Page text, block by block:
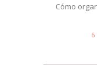
Cómo